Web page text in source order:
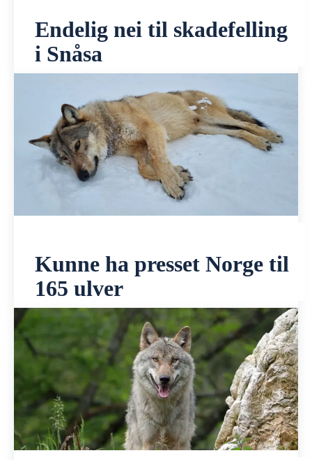
Endelig nei til skadefelling
i Snåsa
Kunne ha presset Norge til
165 ulver